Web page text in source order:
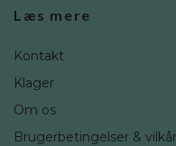
Læs mere
Kontakt
Klager
Om os
Brugerbetingelser & vilkår